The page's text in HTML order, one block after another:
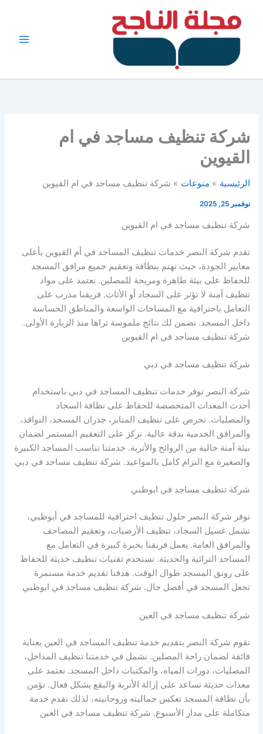
شركة تنظيف مساجد في ام
القيوين
الرئيسية منوعات شركة تنظيف مساجد في ام القيوين
نوفمبر 25, 2025
شركة تنظيف مساجد في ام القيوين
تقدم شركة النصر خدمات تنظيف المساجد في أم القيوين بأعلى
معايير الجودة، حيث نهتم بنظافة وتعقيم جميع مرافق المسجد
للحفاظ على بيئة طاهرة ومريحة للمصلين. نعتمد على مواد
تنظيف آمنة لا تؤثر على السجاد أو الأثاث. فريقنا مدرب على
التعامل باحترافية مع المساحات الواسعة والمناطق الحساسة
داخل المسجد. نضمن لك نتائج ملموسة تراها منذ الزيارة الأولى.
شركة تنظيف مساجد في ام القيوين
شركة تنظيف مساجد في دبي
شركة النصر توفر خدمات تنظيف المساجد في دبي باستخدام
أحدث المعدات المتخصصة للحفاظ على نظافة السجاد
والمصليات. نحرص على تنظيف المنابر، جدران المسجد، النوافذ،
والمرافق الخدمية بدقة عالية. نركز على التعقيم المستمر لضمان
بيئة آمنة خالية من الروائح والأتربة. خدمتنا تناسب المساجد الكبيرة
والصغيرة مع التزام كامل بالمواعيد. شركة تنظيف مساجد في دبي
شركة تنظيف مساجد في ابوظبي
توفر شركة النصر حلول تنظيف احترافية للمساجد في أبوظبي،
تشمل غسيل السجاد، تنظيف الأرضيات، وتعقيم المصاحف
والمرافق العامة. يعمل فريقنا بخبرة كبيرة في التعامل مع
المساجد التراثية والحديثة. نستخدم تقنيات تنظيف حديثة للحفاظ
على رونق المسجد طوال الوقت. هدفنا تقديم خدمة مستمرة
تجعل المسجد في أفضل حال. شركة تنظيف مساجد في ابوظبي
شركة تنظيف مساجد في العين
تقوم شركة النصر بتقديم خدمة تنظيف المساجد في العين بعناية
فائقة لضمان راحة المصلين. نشمل في خدمتنا تنظيف المداخل،
المصليات، دورات المياه، والمكتبات داخل المسجد. نعتمد على
معدات حديثة تساعد على إزالة الأتربة والبقع بشكل فعال. نؤمن
بأن نظافة المسجد تعكس جماليته وروحانيته، لذلك نقدم خدمة
متكاملة على مدار الأسبوع. شركة تنظيف مساجد في العين